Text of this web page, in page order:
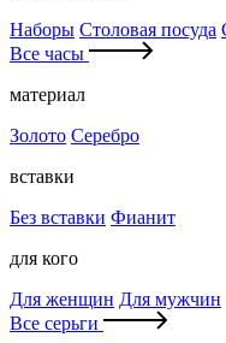
Наборы Столовая посуда
Все часы
материал
Золото Серебро
вставки
Без вставки Фианит
для кого
Для женщин Для мужчин
Все серьги